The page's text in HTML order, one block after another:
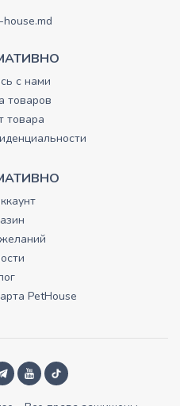
с нами
товаров
товара
PetHouse